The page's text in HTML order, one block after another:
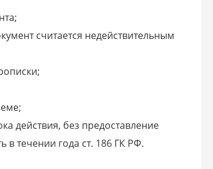
считается недействительным
действия, без предоставление
течении года ст. 186 ГК РФ.